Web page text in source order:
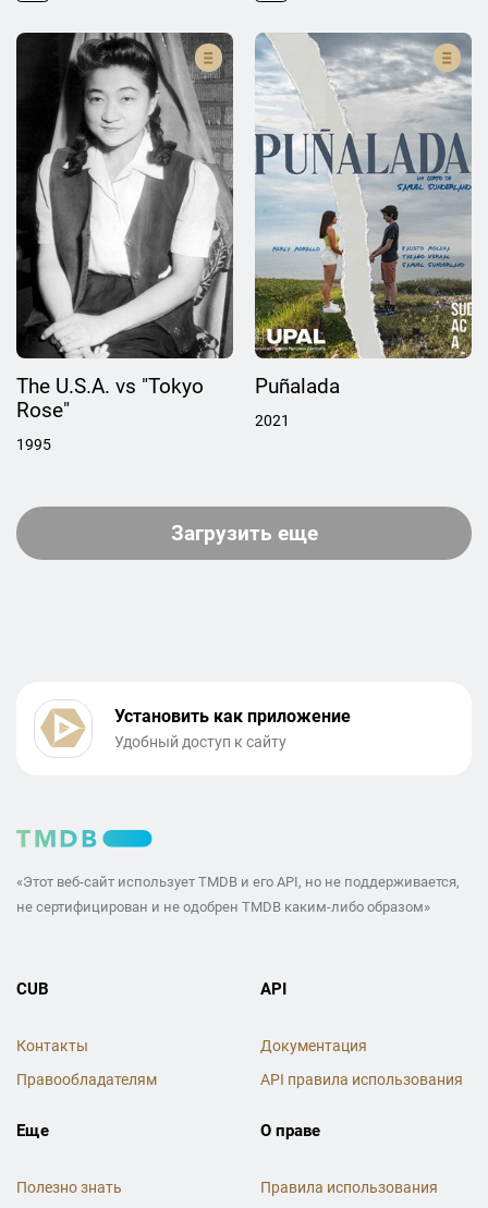
The U.S.A. vs "Tokyo
Rose"
1995
Puñalada
2021
Загрузить еще
Установить как приложение
Удобный доступ к сайту
«Этот веб-сайт использует TMDB и его API, но не поддерживается,
не сертифицирован и не одобрен TMDB каким-либо образом»
CUB
Контакты
Правообладателям
API
Документация
API правила использования
Еще
Полезно знать
О праве
Правила использования